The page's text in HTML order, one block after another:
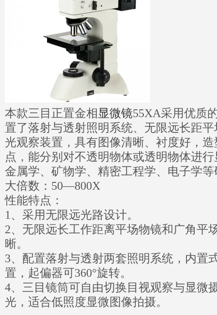
本款三目正置金相显微镜55XA采用优质
置了落射与透射照明系统、无限远长距
光观察装置，具有图像清晰、衬度好，
点，能分别对不透明物体或透明物体进
金属学、矿物学、精密工程学、电子学
大倍数：50—800X
性能特点：
1、采用无限远光路设计。
2、无限远长工作距离平场物镜和广角平
晰。
3、配置落射与透射两套照明系统，内置
置，起偏器可360°旋转。
4、三目镜筒可自由切换目视观察与显微
光，适合低照度显微图像拍摄。